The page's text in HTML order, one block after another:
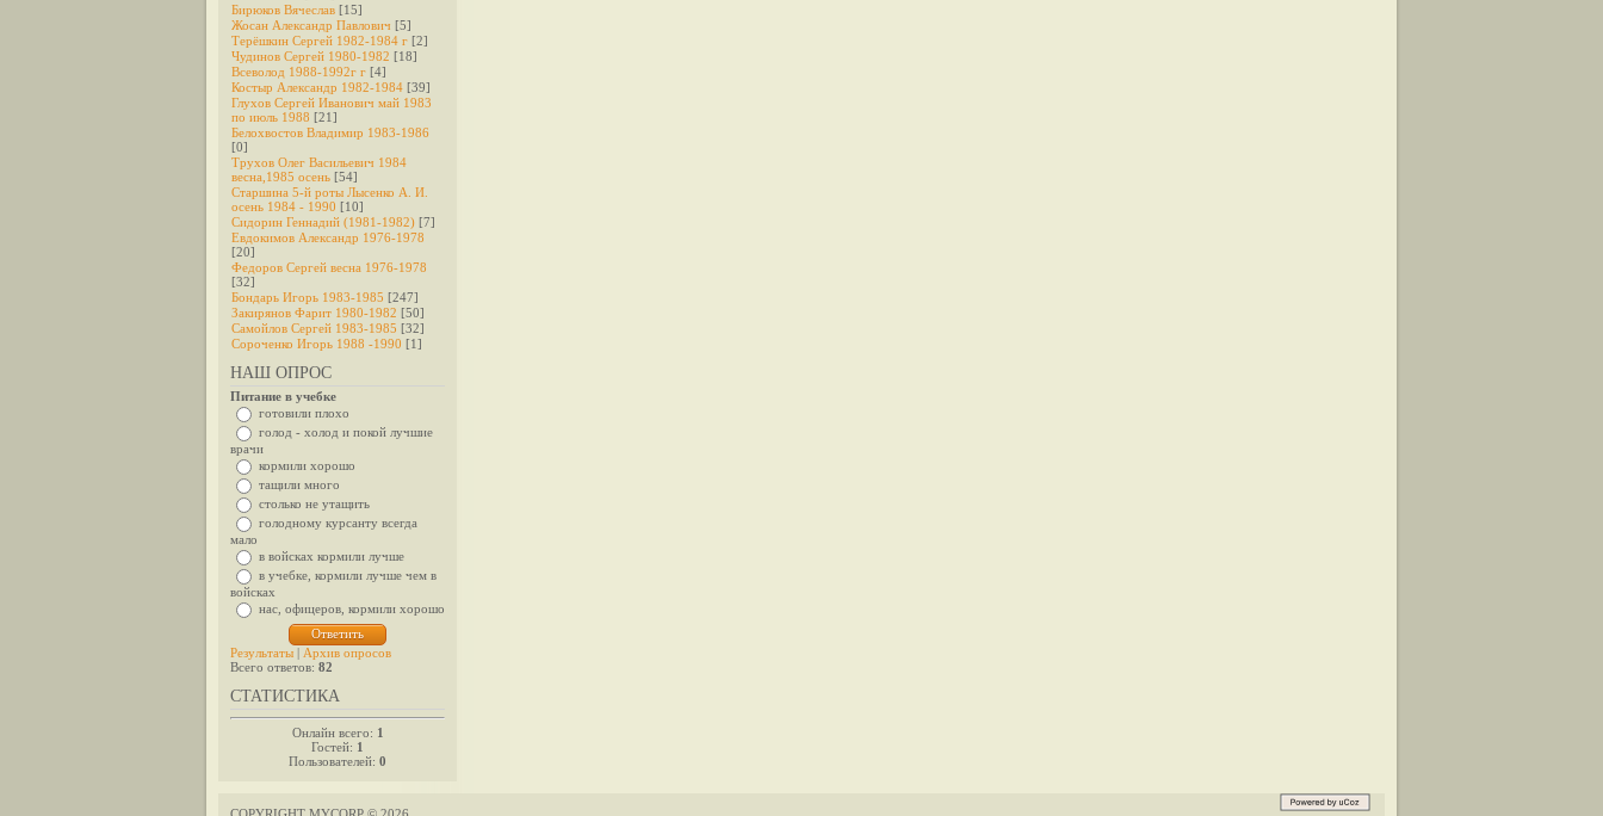
Бирюков Вячеслав [15]
Жосан Александр Павлович [5]
Терёшкин Сергей 1982-1984 г [2]
Чудинов Сергей 1980-1982 [18]
Всеволод 1988-1992г г [4]
Костыр Александр 1982-1984 [39]
Глухов Сергей Иванович май 1983
по июль 1988 [21]
Белохвостов Владимир 1983-1986
[0]
Трухов Олег Васильевич 1984
весна,1985 осень [54]
Старшина 5-й роты Лысенко А. И.
осень 1984 - 1990 [10]
Сидорин Геннадий (1981-1982) [7]
Евдокимов Александр 1976-1978
[20]
Федоров Cергей весна 1976-1978
[32]
Бондарь Игорь 1983-1985 [247]
Закирянов Фарит 1980-1982 [50]
Самойлов Сергей 1983-1985 [32]
Сороченко Игорь 1988 -1990 [1]
НАШ ОПРОС
Питание в учебке
готовили плохо
голод - холод и покой лучшие
врачи
кормили хорошо
тащили много
столько не утащить
голодному курсанту всегда
мало
в войсках кормили лучше
в учебке, кормили лучше чем в
войсках
нас, офицеров, кормили хорошо
Результаты | Архив опросов
Всего ответов: 82
СТАТИСТИКА
Онлайн всего: 1
Гостей: 1
Пользователей: 0